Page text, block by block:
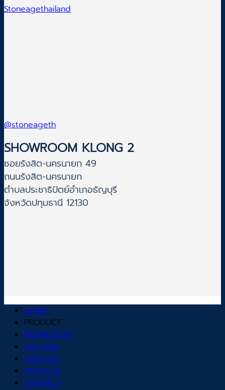
Stoneagethailand
@stoneageth
SHOWROOM KLONG 2
ซอยรังสิต-นครนายก 49
ถนนรังสิต-นครนายก
ตำบลประชาธิปัตย์อำเภอธัญบุรี
จังหวัดปทุมธานี 12130
HOME
PRODUCT
PROMOTION
GALLERY
CATALOG
ARTICLES
CONTACT